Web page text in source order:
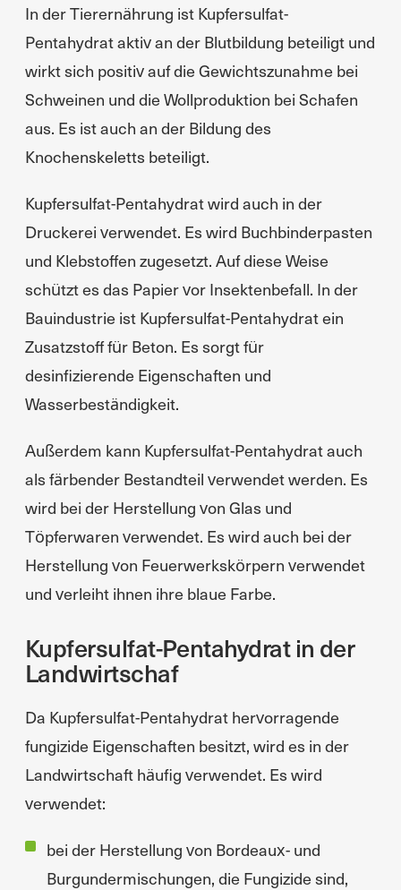
In der Tierernährung ist Kupfersulfat-
Pentahydrat aktiv an der Blutbildung beteiligt und
wirkt sich positiv auf die Gewichtszunahme bei
Schweinen und die Wollproduktion bei Schafen
aus. Es ist auch an der Bildung des
Knochenskeletts beteiligt.
Kupfersulfat-Pentahydrat wird auch in der
Druckerei verwendet. Es wird Buchbinderpasten
und Klebstoffen zugesetzt. Auf diese Weise
schützt es das Papier vor Insektenbefall. In der
Bauindustrie ist Kupfersulfat-Pentahydrat ein
Zusatzstoff für Beton. Es sorgt für
desinfizierende Eigenschaften und
Wasserbeständigkeit.
Außerdem kann Kupfersulfat-Pentahydrat auch
als färbender Bestandteil verwendet werden. Es
wird bei der Herstellung von Glas und
Töpferwaren verwendet. Es wird auch bei der
Herstellung von Feuerwerkskörpern verwendet
und verleiht ihnen ihre blaue Farbe.
Kupfersulfat-Pentahydrat in der
Landwirtschaf
Da Kupfersulfat-Pentahydrat hervorragende
fungizide Eigenschaften besitzt, wird es in der
Landwirtschaft häufig verwendet. Es wird
verwendet:
bei der Herstellung von Bordeaux- und
Burgundermischungen, die Fungizide sind,